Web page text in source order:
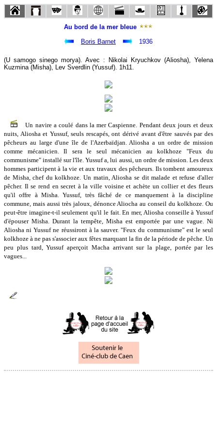
Au bord de la mer bleue
Boris Barnet
1936
(U samogo sinego morya). Avec : Nikolai Kryuchkov (Aliosha), Yelena
Kuzmina (Misha), Lev Sverdlin (Yussuf). 1h11.
Un navire a coulé dans la mer Caspienne. Pendant deux jours et deux
nuits, Aliosha et Yussuf, seuls rescapés, ont dérivé avant d'être sauvés par des
pêcheurs au large d'une île de l'Azerbaïdjan. Aliosha a un ordre de mission
comme mécanicien. Il sera le seul mécanicien au kolkhoze "Feux du
communisme" installé sur l'île. Yussuf a, lui aussi, un ordre de mission. Les deux
hommes participent à la vie et aux travaux des pêcheurs. Ils tombent amoureux
de Misha, chef du kolkhoze. Un matin, Aliosha se dit malade et refuse d'aller
pêcher. Il se rend en secret à la ville voisine et achète un collier et des fleurs
qu'il offre à Misha. Yussuf, très fâché de ce manquement à la discipline
commune, mais aussi très jaloux, dénonce Aliocha au conseil du kolkhoze. Ou
peut-être imagine-t-il seulement qu'il le fait. En mer, Aliosha conseille à Yussuf
d'épouser Misha. Durant la tempête, Misha est emportée par une vague. Ni
Aliosha ni Yussuf ne réussiront à la sauver. "Feux du communisme" est le seul
kolkhoze à ne pas s'associer aux fêtes marquant la fin de la période de pêche. Un
peu plus tard, Yussuf aperçoit Macha arrivant sur la plage, portée par les
vagues...